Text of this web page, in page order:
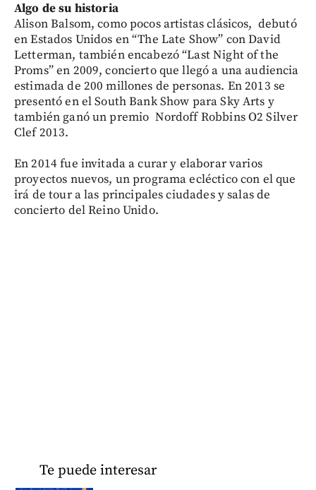
Algo de su historia
Alison Balsom, como pocos artistas clásicos, debutó
en Estados Unidos en “The Late Show” con David
Letterman, también encabezó “Last Night of the
Proms” en 2009, concierto que llegó a una audiencia
estimada de 200 millones de personas. En 2013 se
presentó en el South Bank Show para Sky Arts y
también ganó un premio Nordoff Robbins O2 Silver
Clef 2013.
En 2014 fue invitada a curar y elaborar varios
proyectos nuevos, un programa ecléctico con el que
irá de tour a las principales ciudades y salas de
concierto del Reino Unido.
Te puede interesar